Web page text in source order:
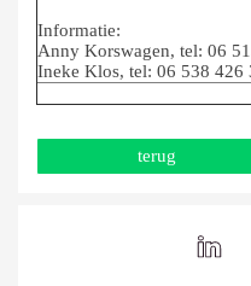
Informatie:
Anny Korswagen, tel: 06
Ineke Klos, tel: 06 538 426
terug